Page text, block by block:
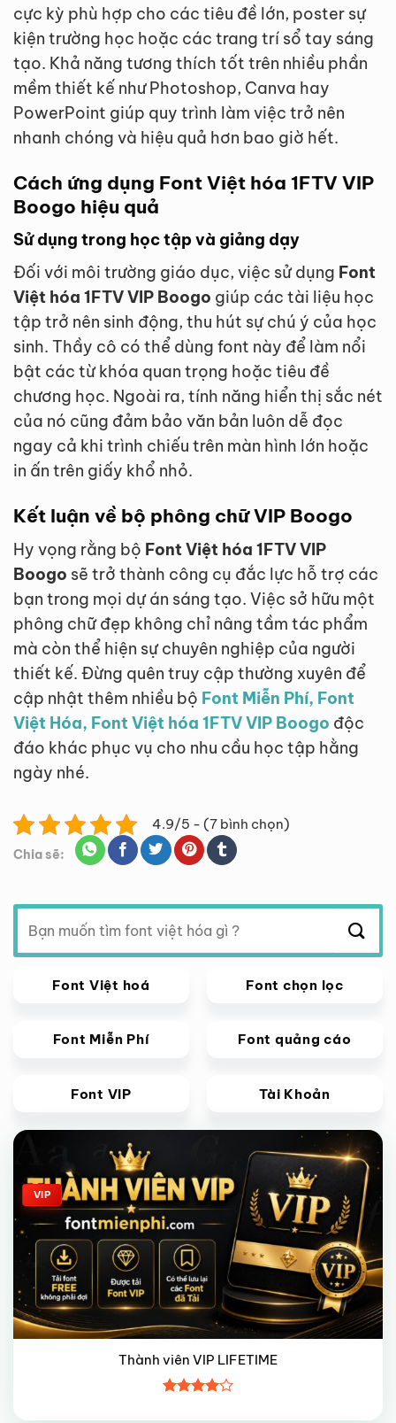
cực kỳ phù hợp cho các tiêu đề lớn, poster sự
kiện trường học hoặc các trang trí sổ tay sáng
tạo. Khả năng tương thích tốt trên nhiều phần
mềm thiết kế như Photoshop, Canva hay
PowerPoint giúp quy trình làm việc trở nên
nhanh chóng và hiệu quả hơn bao giờ hết.
Cách ứng dụng Font Việt hóa 1FTV VIP
Boogo hiệu quả
Sử dụng trong học tập và giảng dạy
Đối với môi trường giáo dục, việc sử dụng Font
Việt hóa 1FTV VIP Boogo giúp các tài liệu học
tập trở nên sinh động, thu hút sự chú ý của học
sinh. Thầy cô có thể dùng font này để làm nổi
bật các từ khóa quan trọng hoặc tiêu đề
chương học. Ngoài ra, tính năng hiển thị sắc nét
của nó cũng đảm bảo văn bản luôn dễ đọc
ngay cả khi trình chiếu trên màn hình lớn hoặc
in ấn trên giấy khổ nhỏ.
Kết luận về bộ phông chữ VIP Boogo
Hy vọng rằng bộ Font Việt hóa 1FTV VIP
Boogo sẽ trở thành công cụ đắc lực hỗ trợ các
bạn trong mọi dự án sáng tạo. Việc sở hữu một
phông chữ đẹp không chỉ nâng tầm tác phẩm
mà còn thể hiện sự chuyên nghiệp của người
thiết kế. Đừng quên truy cập thường xuyên để
cập nhật thêm nhiều bộ Font Miễn Phí, Font
Việt Hóa, Font Việt hóa 1FTV VIP Boogo độc
đáo khác phục vụ cho nhu cầu học tập hằng
ngày nhé.
4.9/5 - (7 bình chọn)
Chia sẽ:
Tìm
kiếm:
Font Việt hoá Font chọn lọc
Font Miễn Phí Font quảng cáo
Font VIP Tài Khoản
Giảm giá!
VIP
Thành viên VIP LIFETIME